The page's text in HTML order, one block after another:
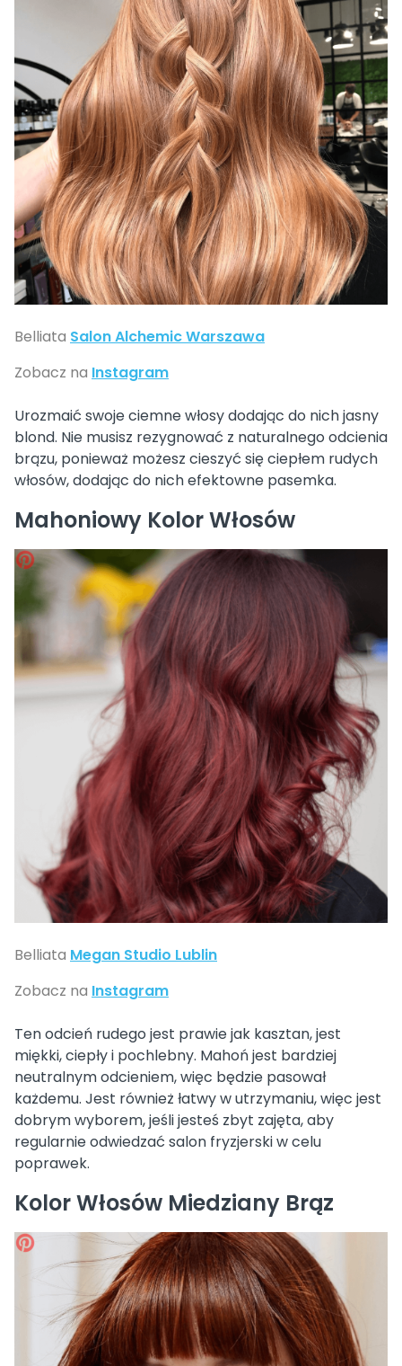
Belliata Salon Alchemic Warszawa
Zobacz na Instagram
Urozmaić swoje ciemne włosy dodając do nich jasny
blond. Nie musisz rezygnować z naturalnego odcienia
brązu, ponieważ możesz cieszyć się ciepłem rudych
włosów, dodając do nich efektowne pasemka.
Mahoniowy Kolor Włosów
Belliata Megan Studio Lublin
Zobacz na Instagram
Ten odcień rudego jest prawie jak kasztan, jest
miękki, ciepły i pochlebny. Mahoń jest bardziej
neutralnym odcieniem, więc będzie pasował
każdemu. Jest również łatwy w utrzymaniu, więc jest
dobrym wyborem, jeśli jesteś zbyt zajęta, aby
regularnie odwiedzać salon fryzjerski w celu
poprawek.
Kolor Włosów Miedziany Brąz